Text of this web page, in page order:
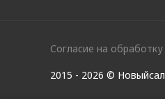
Согласие на
2015 - 2026 ©